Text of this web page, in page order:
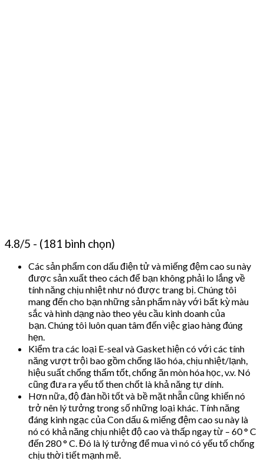
4.8/5 - (181 bình chọn)
Các sản phẩm con dấu điện tử và miếng đệm cao su này
được sản xuất theo cách để bạn không phải lo lắng về
tính năng chịu nhiệt như nó được trang bị. Chúng tôi
mang đến cho bạn những sản phẩm này với bất kỳ màu
sắc và hình dạng nào theo yêu cầu kinh doanh của
bạn. Chúng tôi luôn quan tâm đến việc giao hàng đúng
hẹn.
Kiểm tra các loại E-seal và Gasket hiện có với các tính
năng vượt trội bao gồm chống lão hóa, chịu nhiệt/lạnh,
hiệu suất chống thấm tốt, chống ăn mòn hóa học, v.v. Nó
cũng đưa ra yếu tố then chốt là khả năng tự dính.
Hơn nữa, độ đàn hồi tốt và bề mặt nhẵn cũng khiến nó
trở nên lý tưởng trong số những loại khác. Tính năng
đáng kinh ngạc của Con dấu & miếng đệm cao su này là
nó có khả năng chịu nhiệt độ cao và thấp ngay từ – 60 ° C
đến 280 ° C. Đó là lý tưởng để mua vì nó có yếu tố chống
chịu thời tiết mạnh mẽ.